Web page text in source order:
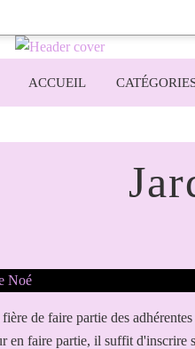
ACCUEIL
fière de faire partie des
en faire partie, il suffit d'inscrire